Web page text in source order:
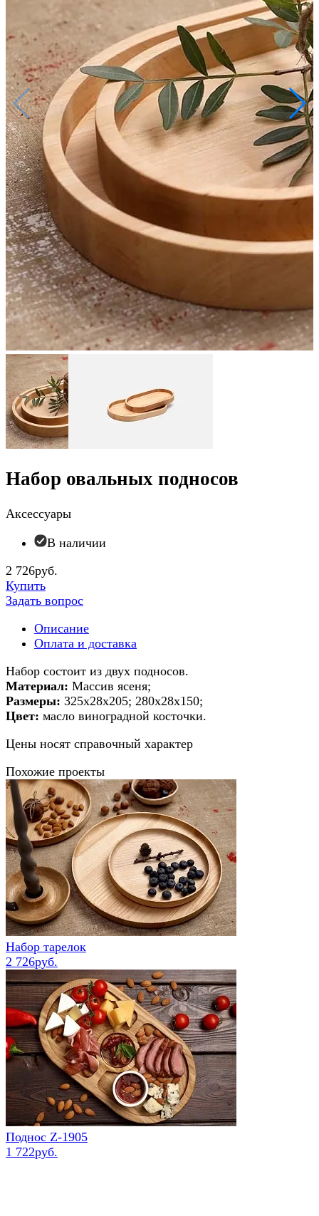
Набор овальных подносов
Аксессуары
В наличии
2 726руб.
Купить
Задать вопрос
Описание
Оплата и доставка
Набор состоит из двух подносов.
Материал: Массив ясеня;
Размеры: 325х28х205; 280х28х150;
Цвет: масло виноградной косточки.
Цены носят справочный характер
Похожие проекты
Набор тарелок
2 726руб.
Поднос Z-1905
1 722руб.